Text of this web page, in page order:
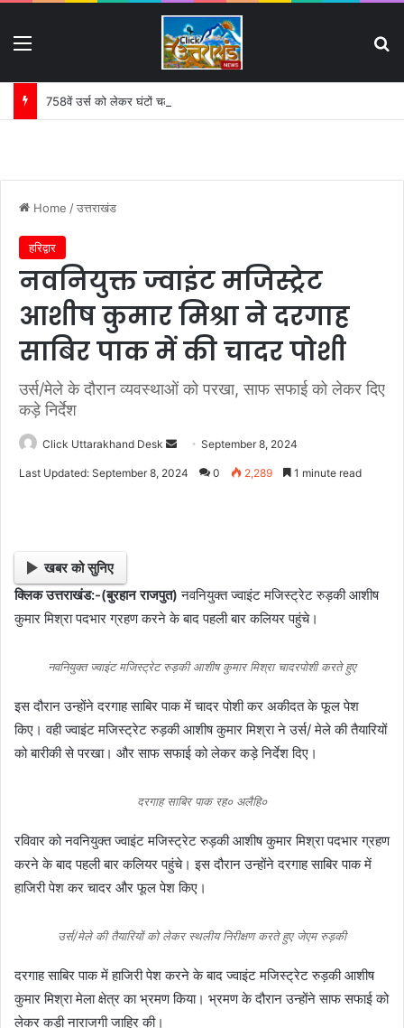
758वें उर्स को लेकर घंटों चली हाईलेवल समीक्षा बैठक:
Home /उत्तराखंड
हरिद्वार
नवनियुक्त ज्वाइंट मजिस्ट्रेट
आशीष कुमार मिश्रा ने दरगाह
साबिर पाक में की चादर पोशी
उर्स/मेले के दौरान व्यवस्थाओं को परखा, साफ सफाई को लेकर दिए
कड़े निर्देश
Click Uttarakhand Desk
e
m
a
l
September 8, 2024
Last Updated: September 8, 2024 0 2,289 1 minute read
खबर को सुनिए
क्लिक उत्तराखंड:-(बुरहान राजपुत) नवनियुक्त ज्वाइंट मजिस्ट्रेट रुड़की आशीष
कुमार मिश्रा पदभार ग्रहण करने के बाद पहली बार कलियर पहुंचे।
नवनियुक्त ज्वाइंट मजिस्ट्रेट रुड़की आशीष कुमार मिश्रा चादरपोशी करते हुए
इस दौरान उन्होंने दरगाह साबिर पाक में चादर पोशी कर अकीदत के फूल पेश
किए। वही ज्वाइंट मजिस्ट्रेट रुड़की आशीष कुमार मिश्रा ने उर्स/ मेले की तैयारियों
को बारीकी से परखा। और साफ सफाई को लेकर कड़े निर्देश दिए।
दरगाह साबिर पाक रह० अलैहि०
रविवार को नवनियुक्त ज्वाइंट मजिस्ट्रेट रुड़की आशीष कुमार मिश्रा पदभार ग्रहण
करने के बाद पहली बार कलियर पहुंचे। इस दौरान उन्होंने दरगाह साबिर पाक में
हाजिरी पेश कर चादर और फूल पेश किए।
उर्स/मेले की तैयारियों को लेकर स्थलीय निरीक्षण करते हुए जेएम रुड़की
दरगाह साबिर पाक में हाजिरी पेश करने के बाद ज्वाइंट मजिस्ट्रेट रुड़की आशीष
कुमार मिश्रा मेला क्षेत्र का भ्रमण किया‌। भ्रमण के दौरान उन्होंने साफ सफाई को
लेकर कड़ी नाराजगी जाहिर की।